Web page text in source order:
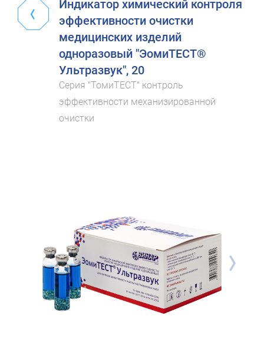
Индикатор химический контроля
эффективности очистки
медицинских изделий
одноразовый "ЭомиТЕСТ®
Ультразвук", 20
Серия "ТомиТЕСТ" контроль
эффективности механизированной
очистки